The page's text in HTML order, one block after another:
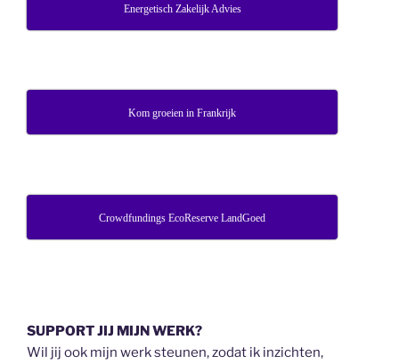
Energetisch Zakelijk Advies
Kom groeien in Frankrijk
Crowdfundings EcoReserve LandGoed
SUPPORT JIJ MIJN WERK?
Wil jij ook mijn werk steunen, zodat ik inzichten,